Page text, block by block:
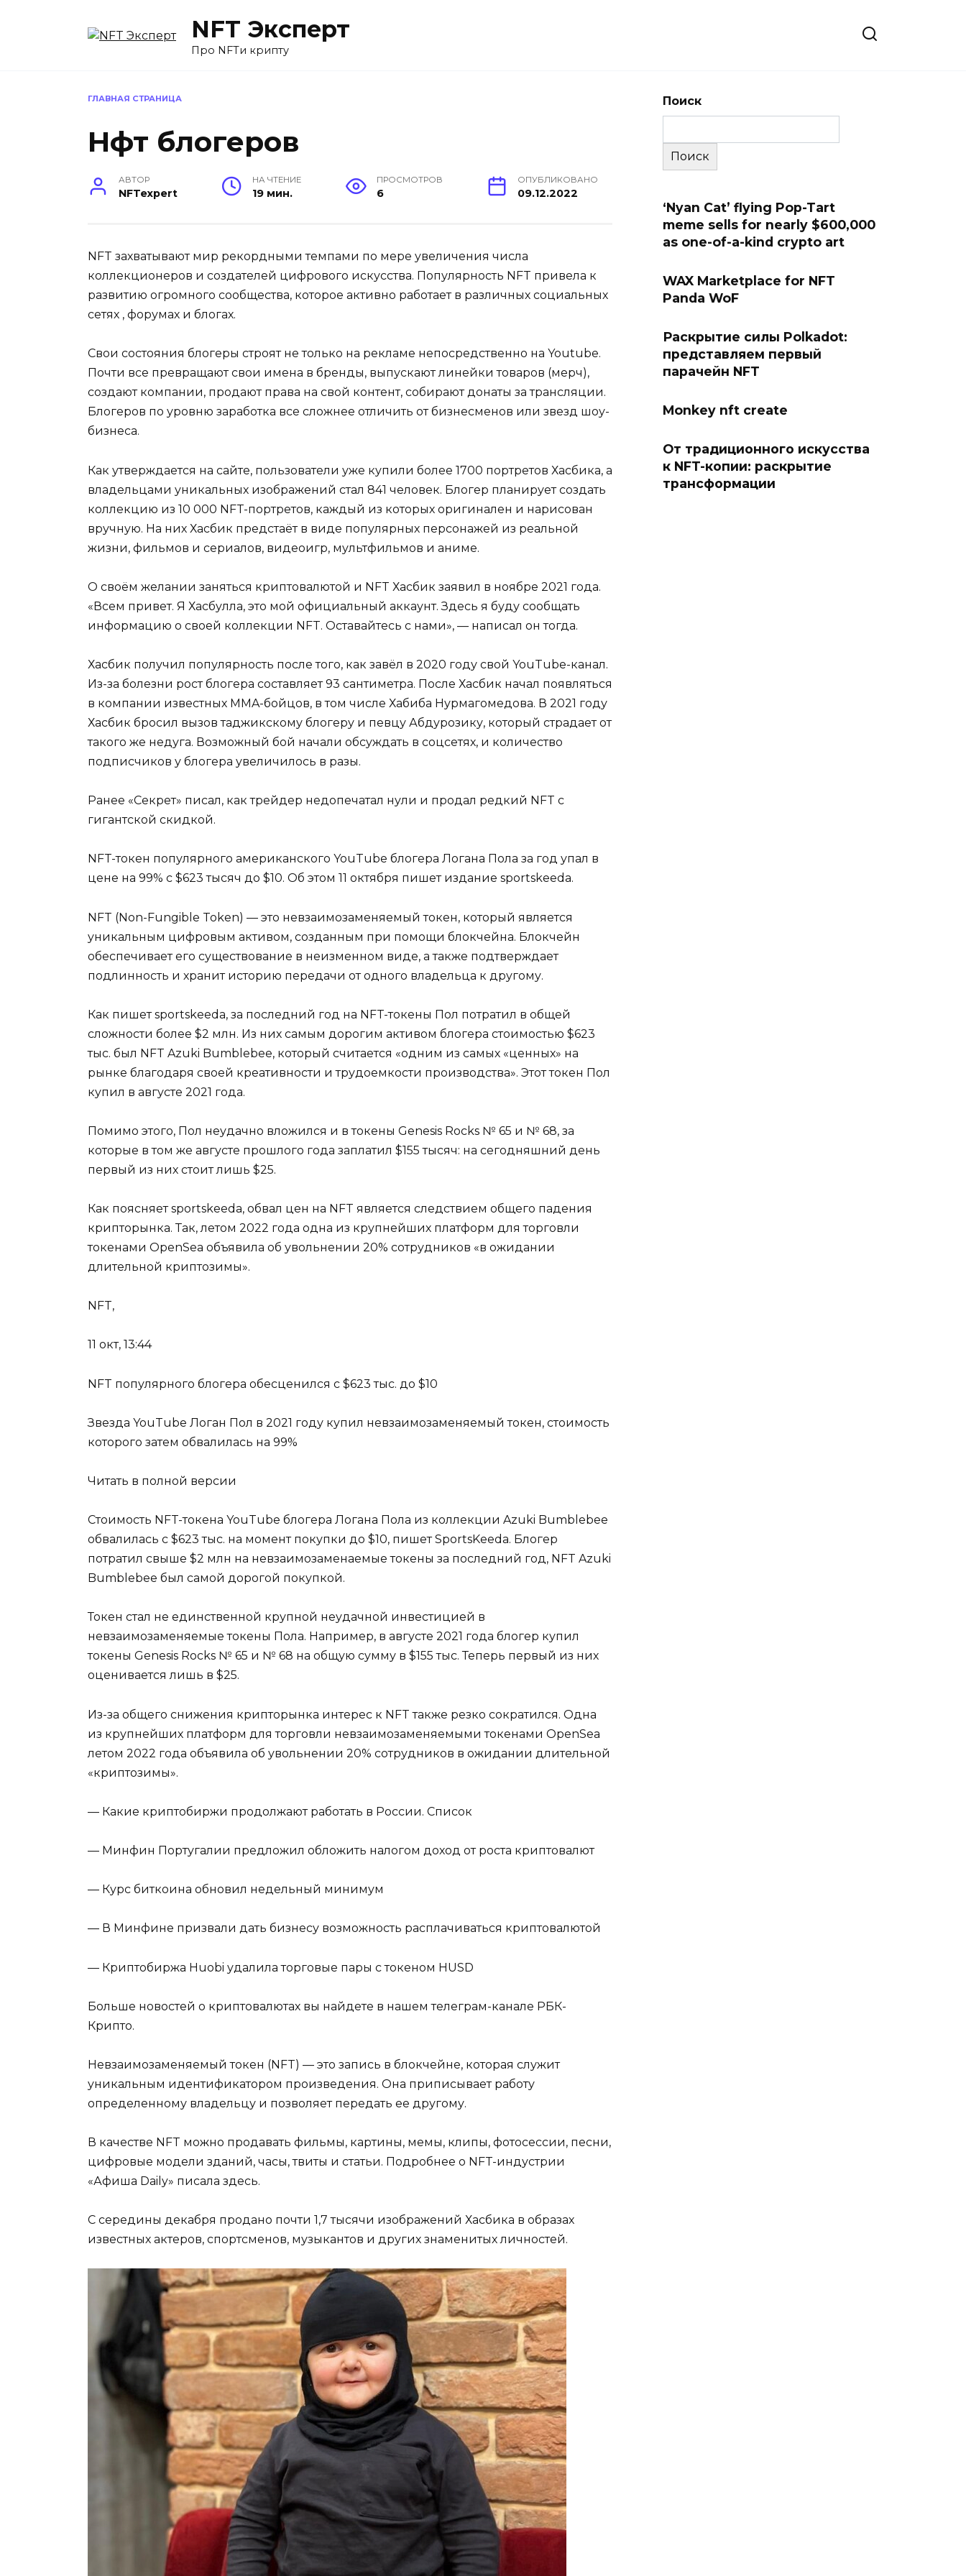
NFT Эксперт
Про NFTи крипту
ГЛАВНАЯ СТРАНИЦА
Нфт блогеров
АВТОР
NFTexpert
НА ЧТЕНИЕ
19 мин.
ПРОСМОТРОВ
6
ОПУБЛИКОВАНО
09.12.2022
NFT захватывают мир рекордными темпами по мере увеличения числа
коллекционеров и создателей цифрового искусства. Популярность NFT привела к
развитию огромного сообщества, которое активно работает в различных социальных
сетях , форумах и блогах.
Свои состояния блогеры строят не только на рекламе непосредственно на Youtube.
Почти все превращают свои имена в бренды, выпускают линейки товаров (мерч),
создают компании, продают права на свой контент, собирают донаты за трансляции.
Блогеров по уровню заработка все сложнее отличить от бизнесменов или звезд шоу-
бизнеса.
Как утверждается на сайте, пользователи уже купили более 1700 портретов Хасбика, а
владельцами уникальных изображений стал 841 человек. Блогер планирует создать
коллекцию из 10 000 NFT-портретов, каждый из которых оригинален и нарисован
вручную. На них Хасбик предстаёт в виде популярных персонажей из реальной
жизни, фильмов и сериалов, видеоигр, мультфильмов и аниме.
О своём желании заняться криптовалютой и NFT Хасбик заявил в ноябре 2021 года.
«Всем привет. Я Хасбулла, это мой официальный аккаунт. Здесь я буду сообщать
информацию о своей коллекции NFT. Оставайтесь с нами», — написал он тогда.
Хасбик получил популярность после того, как завёл в 2020 году свой YouTube-канал.
Из-за болезни рост блогера составляет 93 сантиметра. После Хасбик начал появляться
в компании известных MMA-бойцов, в том числе Хабиба Нурмагомедова. В 2021 году
Хасбик бросил вызов таджикскому блогеру и певцу Абдурозику, который страдает от
такого же недуга. Возможный бой начали обсуждать в соцсетях, и количество
подписчиков у блогера увеличилось в разы.
Ранее «Секрет» писал, как трейдер недопечатал нули и продал редкий NFT с
гигантской скидкой.
NFT-токен популярного американского YouTube блогера Логана Пола за год упал в
цене на 99% с $623 тысяч до $10. Об этом 11 октября пишет издание sportskeeda.
NFT (Non-Fungible Token) — это невзаимозаменяемый токен, который является
уникальным цифровым активом, созданным при помощи блокчейна. Блокчейн
обеспечивает его существование в неизменном виде, а также подтверждает
подлинность и хранит историю передачи от одного владельца к другому.
Как пишет sportskeeda, за последний год на NFT-токены Пол потратил в общей
сложности более $2 млн. Из них самым дорогим активом блогера стоимостью $623
тыс. был NFT Azuki Bumblebee, который считается «одним из самых «ценных» на
рынке благодаря своей креативности и трудоемкости производства». Этот токен Пол
купил в августе 2021 года.
Помимо этого, Пол неудачно вложился и в токены Genesis Rocks № 65 и № 68, за
которые в том же августе прошлого года заплатил $155 тысяч: на сегодняшний день
первый из них стоит лишь $25.
Как поясняет sportskeeda, обвал цен на NFT является следствием общего падения
крипторынка. Так, летом 2022 года одна из крупнейших платформ для торговли
токенами OpenSea объявила об увольнении 20% сотрудников «в ожидании
длительной криптозимы».
NFT,
11 окт, 13:44
NFT популярного блогера обесценился с $623 тыс. до $10
Звезда YouTube Логан Пол в 2021 году купил невзаимозаменяемый токен, стоимость
которого затем обвалилась на 99%
Читать в полной версии
Стоимость NFT-токена YouTube блогера Логана Пола из коллекции Azuki Bumblebee
обвалилась с $623 тыс. на момент покупки до $10, пишет SportsKeeda. Блогер
потратил свыше $2 млн на невзаимозаменаемые токены за последний год, NFT Azuki
Bumblebee был самой дорогой покупкой.
Токен стал не единственной крупной неудачной инвестицией в
невзаимозаменяемые токены Пола. Например, в августе 2021 года блогер купил
токены Genesis Rocks № 65 и № 68 на общую сумму в $155 тыс. Теперь первый из них
оценивается лишь в $25.
Из-за общего снижения крипторынка интерес к NFT также резко сократился. Одна
из крупнейших платформ для торговли невзаимозаменяемыми токенами OpenSea
летом 2022 года объявила об увольнении 20% сотрудников в ожидании длительной
«криптозимы».
— Какие криптобиржи продолжают работать в России. Список
— Минфин Португалии предложил обложить налогом доход от роста криптовалют
— Курс биткоина обновил недельный минимум
— В Минфине призвали дать бизнесу возможность расплачиваться криптовалютой
— Криптобиржа Huobi удалила торговые пары с токеном HUSD
Больше новостей о криптовалютах вы найдете в нашем телеграм-канале РБК-
Крипто.
Невзаимозаменяемый токен (NFT) — это запись в блокчейне, которая служит
уникальным идентификатором произведения. Она приписывает работу
определенному владельцу и позволяет передать ее другому.
В качестве NFT можно продавать фильмы, картины, мемы, клипы, фотосессии, песни,
цифровые модели зданий, часы, твиты и статьи. Подробнее о NFT-индустрии
«Афиша Daily» писала здесь.
С середины декабря продано почти 1,7 тысячи изображений Хасбика в образах
известных актеров, спортсменов, музыкантов и других знаменитых личностей.
Поиск
Поиск
‘Nyan Cat’ flying Pop-Tart
meme sells for nearly $600,000
as one-of-a-kind crypto art
WAX Marketplace for NFT
Panda WoF
Раскрытие силы Polkadot:
представляем первый
парачейн NFT
Monkey nft create
От традиционного искусства
к NFT-копии: раскрытие
трансформации